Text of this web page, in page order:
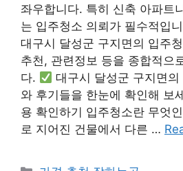
좌우합니다. 특히 신축 아파트
는 입주청소 의뢰가 필수적입
대구시 달성군 구지면의 입주
추천, 관련정보 등을 종합적으
다.
대구시 달성군 구지면
와 후기들을 한눈에 확인해 보
용 확인하기 입주청소란 무엇
로 지어진 건물에서 다른 …